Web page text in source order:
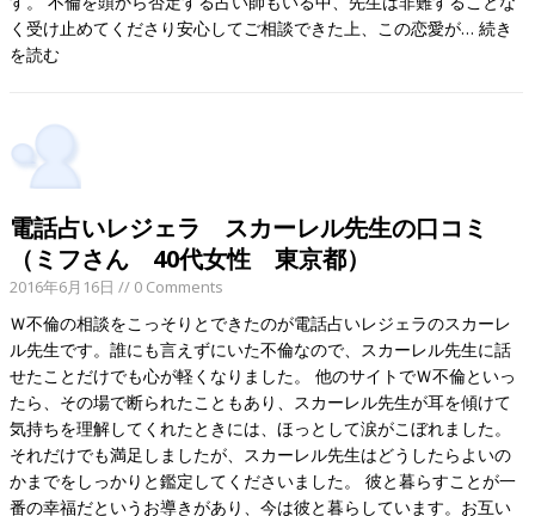
く受け止めてくださり安心してご相談できた上、この恋愛が…続き
を読む
電話占いレジェラ スカーレル先生の口コミ
（ミフさん 40代女性 東京都）
2016年6月16日 // 0 Comments
Ｗ不倫の相談をこっそりとできたのが電話占いレジェラのスカーレ
ル先生です。誰にも言えずにいた不倫なので、スカーレル先生に話
せたことだけでも心が軽くなりました。 他のサイトでＷ不倫といっ
たら、その場で断られたこともあり、スカーレル先生が耳を傾けて
気持ちを理解してくれたときには、ほっとして涙がこぼれました。
それだけでも満足しましたが、スカーレル先生はどうしたらよいの
かまでをしっかりと鑑定してくださいました。 彼と暮らすことが一
番の幸福だというお導きがあり、今は彼と暮らしています。お互い